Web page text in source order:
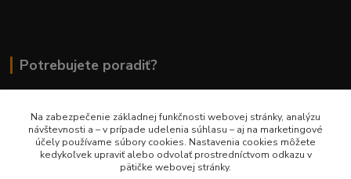
Potrebujete poradiť?
0948 236 042
info@margaretkashop.sk
Na zabezpečenie základnej funkčnosti webovej stránky, analýzu
návštevnosti a – v prípade udelenia súhlasu – aj na marketingové
účely používame súbory cookies. Nastavenia cookies môžete
kedykoľvek upraviť alebo odvolať prostredníctvom odkazu v
pätičke webovej stránky.